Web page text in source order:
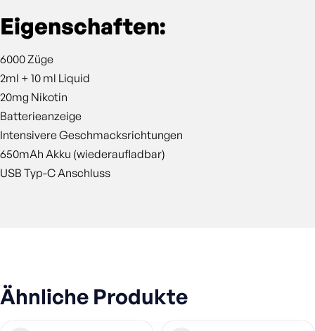
Eigenschaften:
6000 Züge
2ml + 10 ml Liquid
20mg Nikotin
Batterieanzeige
Intensivere Geschmacksrichtungen
650mAh Akku (wiederaufladbar)
USB Typ-C Anschluss
Ähnliche Produkte